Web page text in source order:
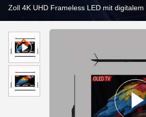
Zoll 4K UHD Frameless LED mit digitalem